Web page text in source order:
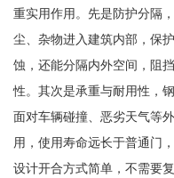
重实用作用。先是防护分隔
尘、杂物进入建筑内部，保
蚀，还能分隔内外空间，阻
性。其次是承重与耐用性，
面对车辆碰撞、恶劣天气等
用，使用寿命远长于普通门
设计开合方式简单，不需要